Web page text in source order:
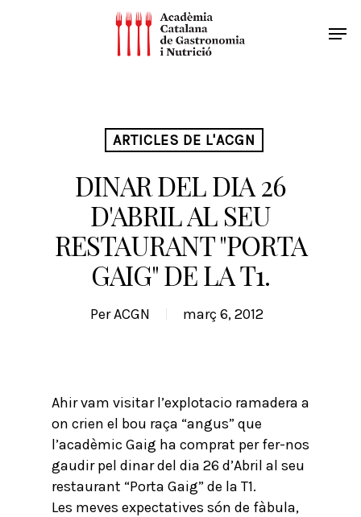
ARTICLES DE L'ACGN
DINAR DEL DIA 26
D'ABRIL AL SEU
RESTAURANT "PORTA
GAIG" DE LA T1.
PerACGN març 6, 2012
Ahir vam visitar l’explotacio ramadera a
on crien el bou raça “angus” que
l’acadèmic Gaig ha comprat per fer-nos
gaudir pel dinar del dia 26 d’Abril al seu
restaurant “Porta Gaig” de la T1.
Les meves expectatives són de fàbula,